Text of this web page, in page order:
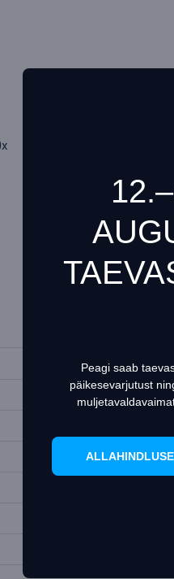
This website uses
Peagi saab
päikesevarjutust